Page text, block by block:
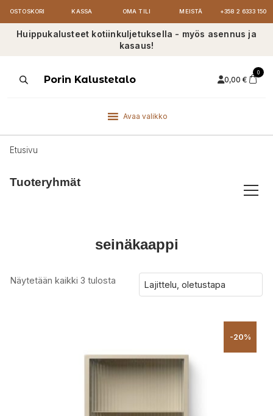
OSTOSKORI KASSA OMA TILI MEISTÄ +358 2 6333 150
Huippukalusteet kotiinkuljetuksella - myös asennus ja
kasaus!
ProductsPorin Kalustetalo 0,00 €
0
Avaa valikko
Etusivu
Tuoteryhmät
seinäkaappi
Näytetään kaikki 3 tulosta
-20%